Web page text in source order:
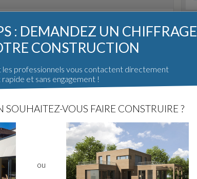
: DEMANDEZ UN CHIFFRAGE
CONSTRUCTION
professionnels vous contactent directement
rapide et sans engagement !
SOUHAITEZ-VOUS FAIRE CONSTRUIRE ?
ou